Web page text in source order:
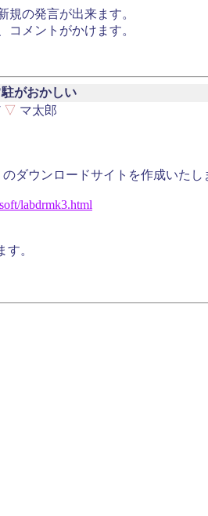
規の発言が出来ます。
コメントがかけます。
がおかしい
▽ マ太郎
のダウンロードサイトを作成いたし
soft/labdrmk3.html
。